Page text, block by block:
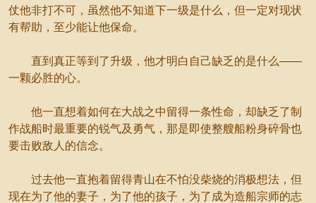
仗他非打不可，虽然他不知道下一级是什么，但一定对现状
有帮助，至少能让他保命。
直到真正等到了升级，他才明白自己缺乏的是什么——
一颗必胜的心。
他一直想着如何在大战之中留得一条性命，却缺乏了制
作战船时最重要的锐气及勇气，那是即使整艘船粉身碎骨也
要击败敌人的信念。
过去他一直抱着留得青山在不怕没柴烧的消极想法，但
现在为了他的妻子，为了他的孩子，为了成为造船宗师的志